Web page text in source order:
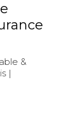
&
|